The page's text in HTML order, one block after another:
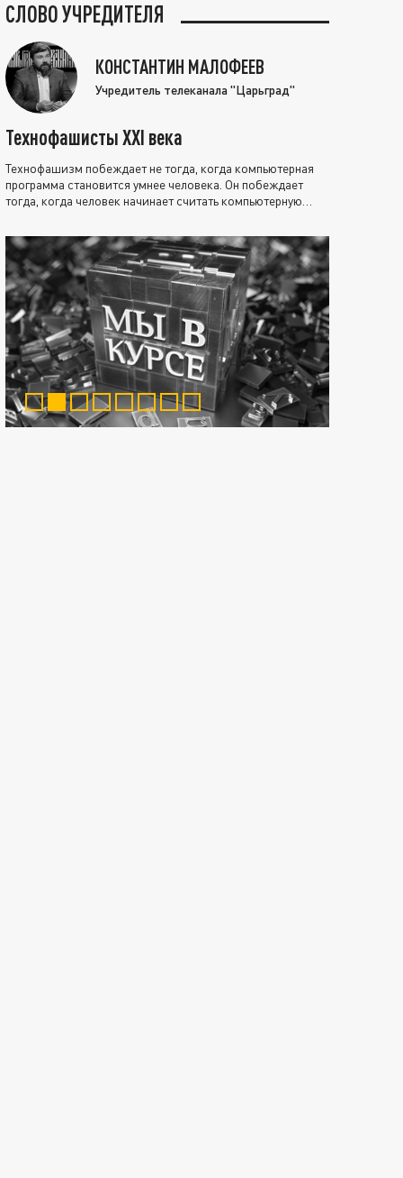
СЛОВО УЧРЕДИТЕЛЯ
КОНСТАНТИН МАЛОФЕЕВ
Учредитель телеканала "Царьград"
Технофашисты XXI века
Технофашизм побеждает не тогда, когда компьютерная
программа становится умнее человека. Он побеждает
тогда, когда человек начинает считать компьютерную